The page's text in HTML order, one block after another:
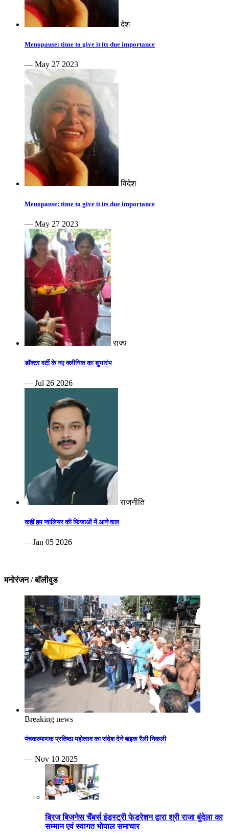
देश
Menopause: time to give it its due importance
— May 27 2023
विदेश
Menopause: time to give it its due importance
— May 27 2023
राज्य
डॉक्टर वर्टी के नए क्लीनिक का शुभारंभ
— Jul 26 2026
राजनीति
कहीं हम ग्वालियर की फिजाओं में आने वाल
—Jan 05 2026
मनोरंजन / बॉलीवुड
Breaking news
पंचकल्याणक प्रतिष्ठा महोत्सव का संदेश देने बाइक रैली निकली
— Nov 10 2025
ब्रिज बिजनेस चैंबर्स इंडस्ट्री फेडरेशन द्वारा श्री राजा बुंदेला का
सम्मान एवं स्वागत भोपाल समाचार